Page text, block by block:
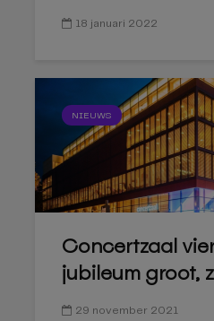
18 januari 2022
NIEUWS
Concertzaal
jubileum groot,
29 november 2021